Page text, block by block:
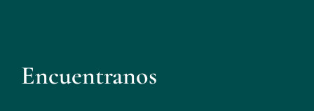
Encuentranos